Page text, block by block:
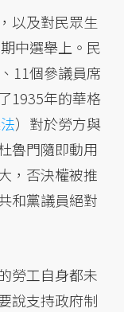
以及對民眾生
中選舉上。民
11個參議員席
1935年的華格
）對於勞方與
魯門隨即動用
，否決權被推
和黨議員絕對
勞工自身都未
說支持政府制